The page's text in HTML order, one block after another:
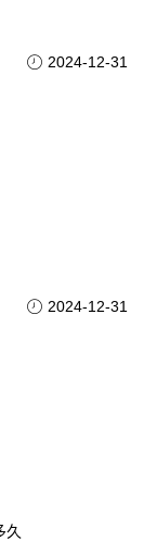
2024-12-31
2024-12-31